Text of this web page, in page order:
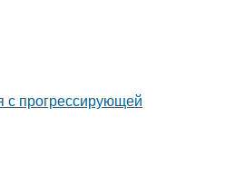
с прогрессирующей